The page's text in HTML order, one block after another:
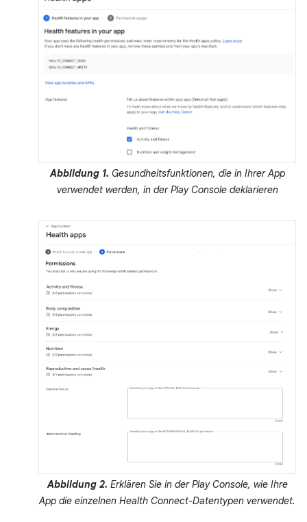
Abbildung 1. Gesundheitsfunktionen, die in Ihrer App
verwendet werden, in der Play Console deklarieren
Abbildung 2. Erklären Sie in der Play Console, wie Ihre
App die einzelnen Health Connect-Datentypen verwendet.